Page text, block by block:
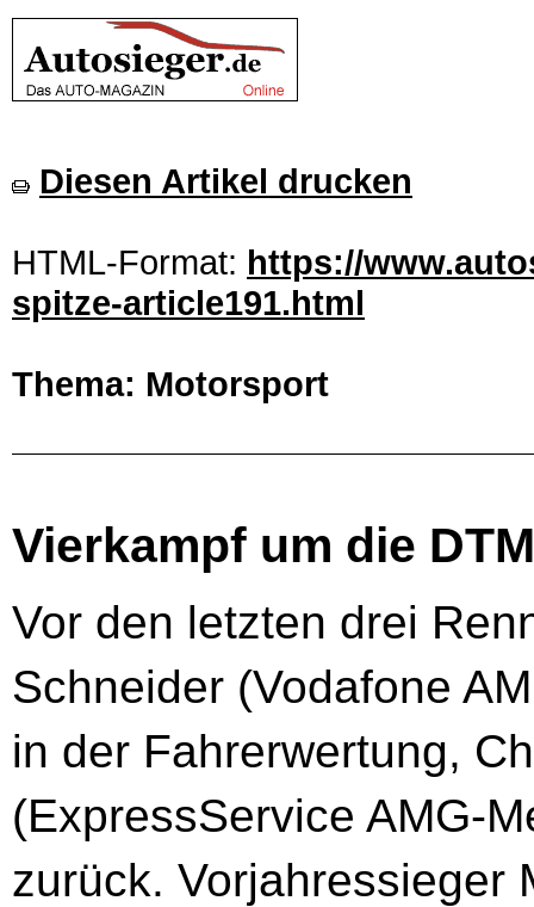
Diesen Artikel drucken
HTML-Format: https://
spitze-article191.html
Thema: Motorsport
Vierkampf um die
Vor den letzten drei
Schneider (Vodafone
in der Fahrerwertung,
(ExpressService AMG-
zurück. Vorjahressieger